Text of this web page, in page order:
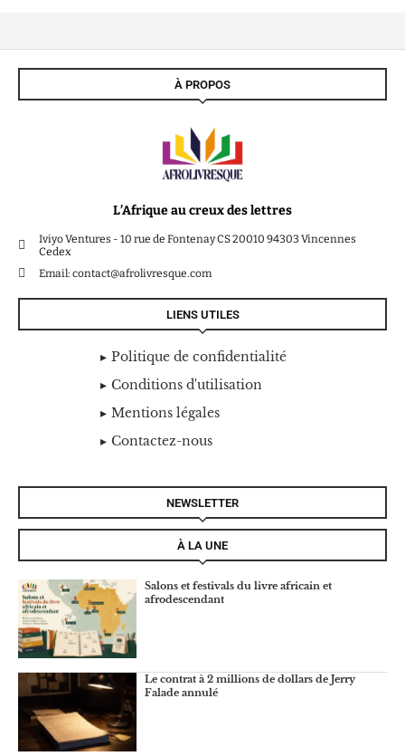
À PROPOS
L’Afrique au creux des lettres
Iviyo Ventures - 10 rue de Fontenay CS 20010 94303 Vincennes
Cedex
Email: contact@afrolivresque.com
LIENS UTILES
Politique de confidentialité
Conditions d'utilisation
Mentions légales
Contactez-nous
NEWSLETTER
À LA UNE
Salons et festivals du livre africain et
afrodescendant
Le contrat à 2 millions de dollars de Jerry
Falade annulé